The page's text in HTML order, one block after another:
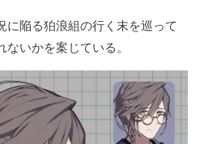
に陥る狛浪組の行く末を巡って
いかを案じている。